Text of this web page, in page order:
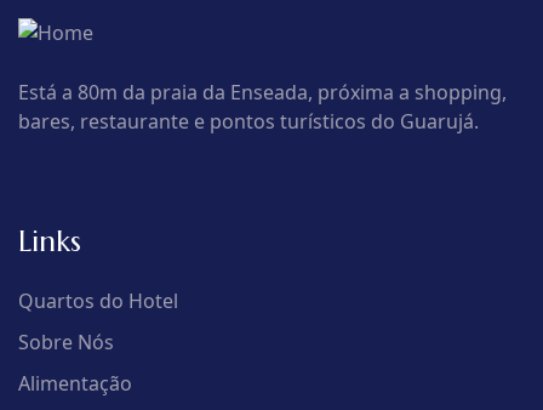
Está a 80m da praia da Enseada, próxima a shopping,
bares, restaurante e pontos turísticos do Guarujá.
Links
Quartos do Hotel
Sobre Nós
Alimentação